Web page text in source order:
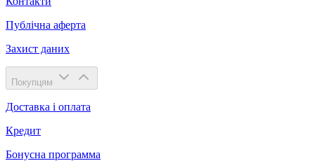
Публічна аферта
Захист даних
Покупцям
Доставка і оплата
Кредит
Бонусна программа